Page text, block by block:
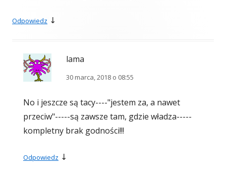
Odpowiedz ↓
lama
30 marca, 2018 o 08:55
No i jeszcze są tacy----"jestem za, a nawet
przeciw"-----są zawsze tam, gdzie władza-----
kompletny brak godności!!!
Odpowiedz ↓